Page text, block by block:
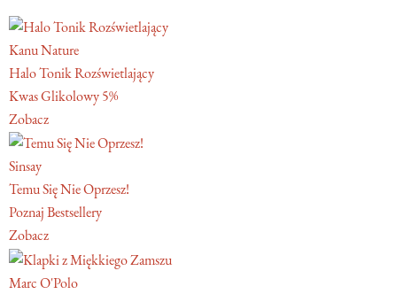
Kanu Nature
Halo Tonik Rozświetlający
Kwas Glikolowy 5%
Zobacz
Sinsay
Temu Się Nie Oprzesz!
Poznaj Bestsellery
Zobacz
Marc O'Polo